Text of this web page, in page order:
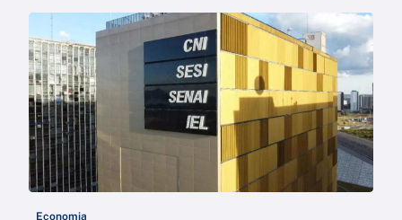
Economia